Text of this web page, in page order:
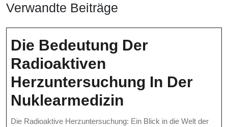
Verwandte Beiträge
Die Bedeutung Der
Radioaktiven
Herzuntersuchung In Der
Nuklearmedizin
Bedeutung
Die Radioaktive Herzuntersuchung: Ein Blick in die Welt der